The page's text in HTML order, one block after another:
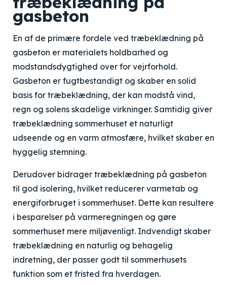
gasbeton
En af de primære fordele ved træbeklædning på
gasbeton er materialets holdbarhed og
modstandsdygtighed over for vejrforhold.
Gasbeton er fugtbestandigt og skaber en solid
basis for træbeklædning, der kan modstå vind,
regn og solens skadelige virkninger. Samtidig giver
træbeklædning sommerhuset et naturligt
udseende og en varm atmosfære, hvilket skaber en
hyggelig stemning.
Derudover bidrager træbeklædning på gasbeton
til god isolering, hvilket reducerer varmetab og
energiforbruget i sommerhuset. Dette kan resultere
i besparelser på varmeregningen og gøre
sommerhuset mere miljøvenligt. Indvendigt skaber
træbeklædning en naturlig og behagelig
indretning, der passer godt til sommerhusets
funktion som et fristed fra hverdagen.